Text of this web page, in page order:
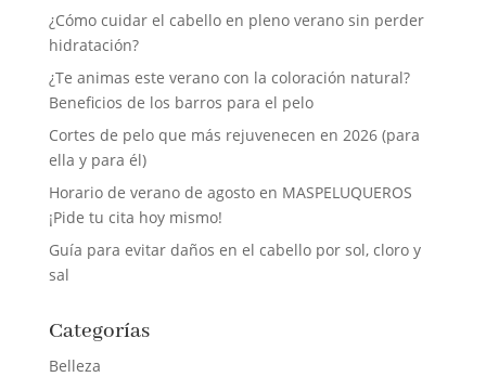
¿Cómo cuidar el cabello en pleno verano sin perder
hidratación?
¿Te animas este verano con la coloración natural?
Beneficios de los barros para el pelo
Cortes de pelo que más rejuvenecen en 2026 (para
ella y para él)
Horario de verano de agosto en MASPELUQUEROS
¡Pide tu cita hoy mismo!
Guía para evitar daños en el cabello por sol, cloro y
sal
Categorías
Belleza